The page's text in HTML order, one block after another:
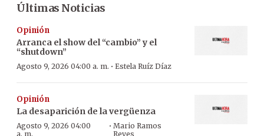
Últimas Noticias
Opinión
Arranca el show del “cambio” y el
“shutdown”
Agosto 9, 2026 04:00 a. m. · Estela Ruíz Díaz
Opinión
La desaparición de la vergüenza
Agosto 9, 2026 04:00
a. m.
· Mario Ramos
Reyes